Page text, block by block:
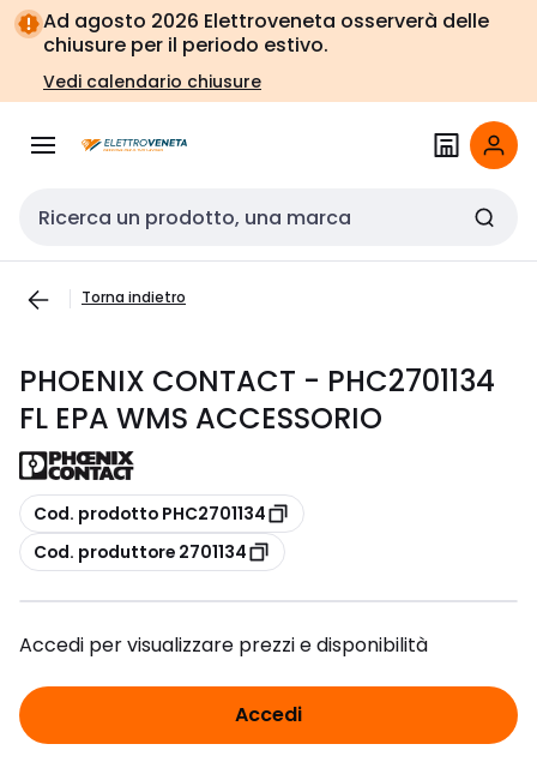
Vai alla
navigazione
Vai
alla
pagina
Ad agosto 2026 Elettroveneta osserverà delle
chiusure per il periodo estivo.
Vedi calendario chiusure
Cerca input
Torna indietro
PHOENIX CONTACT - PHC2701134
FL EPA WMS ACCESSORIO
copia
Cod. prodotto PHC2701134
copia
Cod. produttore 2701134
Accedi per visualizzare prezzi e disponibilità
Accedi